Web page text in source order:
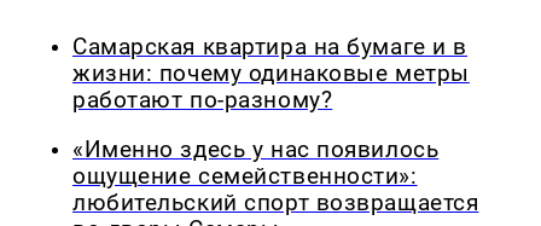
Самарская квартира на бумаге и в
жизни: почему одинаковые метры
работают по-разному?
«Именно здесь у нас появилось
ощущение семейственности»:
любительский спорт возвращается